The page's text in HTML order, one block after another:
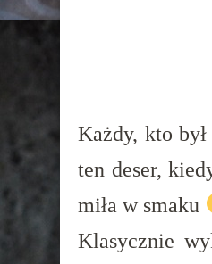
Każdy, kto
ten deser,
miła w smaku
Klasycznie